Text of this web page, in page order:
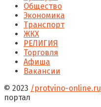
Общество
Экономика
Транспорт
ЖКХ
РЕЛИГИЯ
Торговля
Афиша
Вакансии
© 2023 /protvino-online.ru
портал